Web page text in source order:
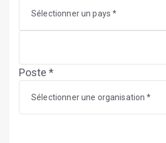
Sélectionner un pays *
Poste *
Sélectionner une organisation *